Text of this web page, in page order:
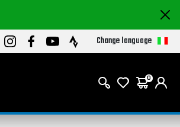
Change language
0